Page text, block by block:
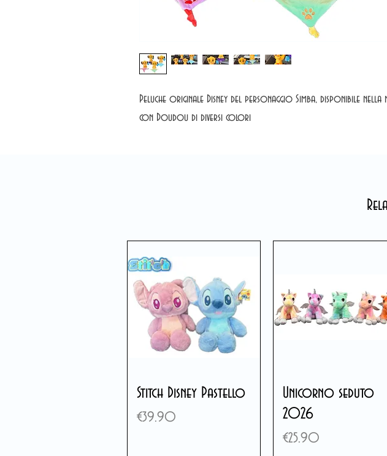
Peluche originale Disney del personaggio Simba, disponibile nella
con Doudou di diversi colori
Stitch Disney Pastello
Price
€39.90
Unicorno seduto
2026
Price
€25.90